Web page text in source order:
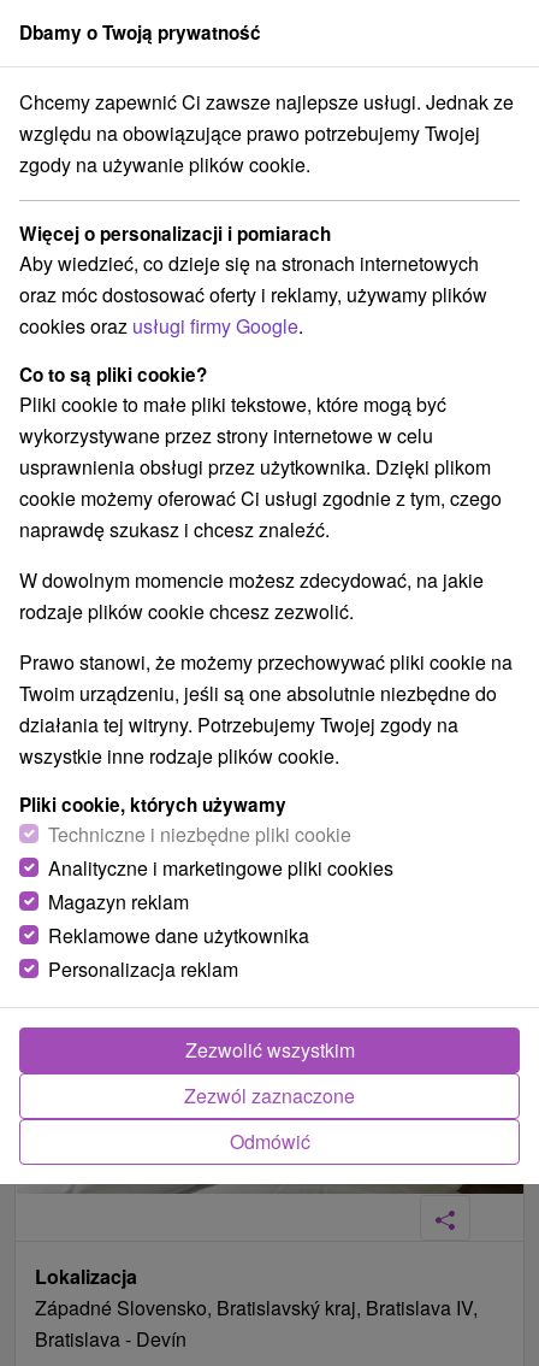
członek grupySorger
kraj Bratislava - Devín Rezident consult Devín Bratislava
Rezident consult Devín Bratislava
Bratislava - Devín
Zarezerwuj przez booking
REZERWACJA I WYBÓR OFERTY
Skontaktuj się bezpośrednio z właścicielem.
Przejdź do lokalizacji
O URZĄDZENIA SPRZĘT
Lokalizacja
Západné Slovensko, Bratislavský kraj, Bratislava IV,
Bratislava - Devín
Dbamy o Twoją prywatność
Chcemy zapewnić Ci zawsze najlepsze usługi. Jednak ze
względu na obowiązujące prawo potrzebujemy Twojej
zgody na używanie plików cookie.
Więcej o personalizacji i pomiarach
Aby wiedzieć, co dzieje się na stronach internetowych
oraz móc dostosować oferty i reklamy, używamy plików
cookies oraz usługi firmy Google.
Co to są pliki cookie?
Pliki cookie to małe pliki tekstowe, które mogą być
wykorzystywane przez strony internetowe w celu
usprawnienia obsługi przez użytkownika. Dzięki plikom
cookie możemy oferować Ci usługi zgodnie z tym, czego
naprawdę szukasz i chcesz znaleźć.
W dowolnym momencie możesz zdecydować, na jakie
rodzaje plików cookie chcesz zezwolić.
Prawo stanowi, że możemy przechowywać pliki cookie na
Twoim urządzeniu, jeśli są one absolutnie niezbędne do
działania tej witryny. Potrzebujemy Twojej zgody na
wszystkie inne rodzaje plików cookie.
Pliki cookie, których używamy
Techniczne i niezbędne pliki cookie
Analityczne i marketingowe pliki cookies
Magazyn reklam
Reklamowe dane użytkownika
Personalizacja reklam
Odmówić
Zezwól zaznaczone
Zezwolić wszystkim